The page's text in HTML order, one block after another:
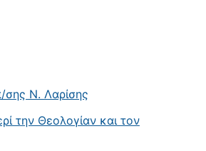
Ν. Λαρίσης
την Θεολογίαν και τον